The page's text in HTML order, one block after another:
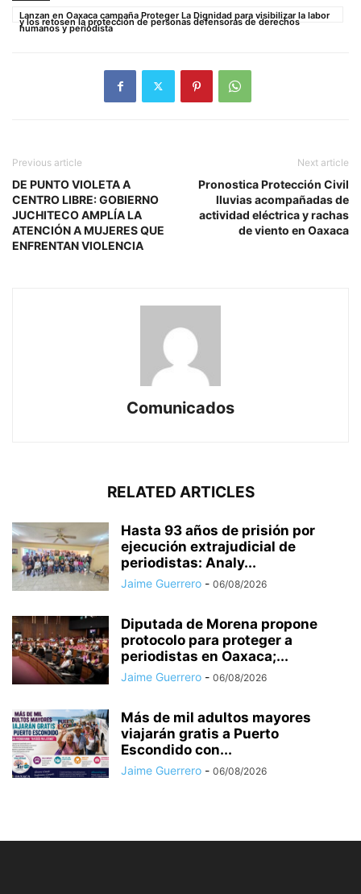
Lanzan en Oaxaca campaña Proteger La Dignidad para visibilizar la labor
y los retosen la protección de personas defensoras de derechos
humanos y periodista
Previous article
DE PUNTO VIOLETA A
CENTRO LIBRE: GOBIERNO
JUCHITECO AMPLÍA LA
ATENCIÓN A MUJERES QUE
ENFRENTAN VIOLENCIA
Next article
Pronostica Protección Civil
lluvias acompañadas de
actividad eléctrica y rachas
de viento en Oaxaca
Comunicados
RELATED ARTICLES
Hasta 93 años de prisión por
ejecución extrajudicial de
periodistas: Analy...
Jaime Guerrero - 06/08/2026
Diputada de Morena propone
protocolo para proteger a
periodistas en Oaxaca;...
Jaime Guerrero - 06/08/2026
Más de mil adultos mayores
viajarán gratis a Puerto
Escondido con...
Jaime Guerrero - 06/08/2026